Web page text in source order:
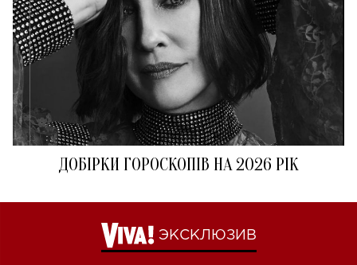
ДОБІРКИ ГОРОСКОПІВ НА 2026 РІК
ЭКСКЛЮЗИВ